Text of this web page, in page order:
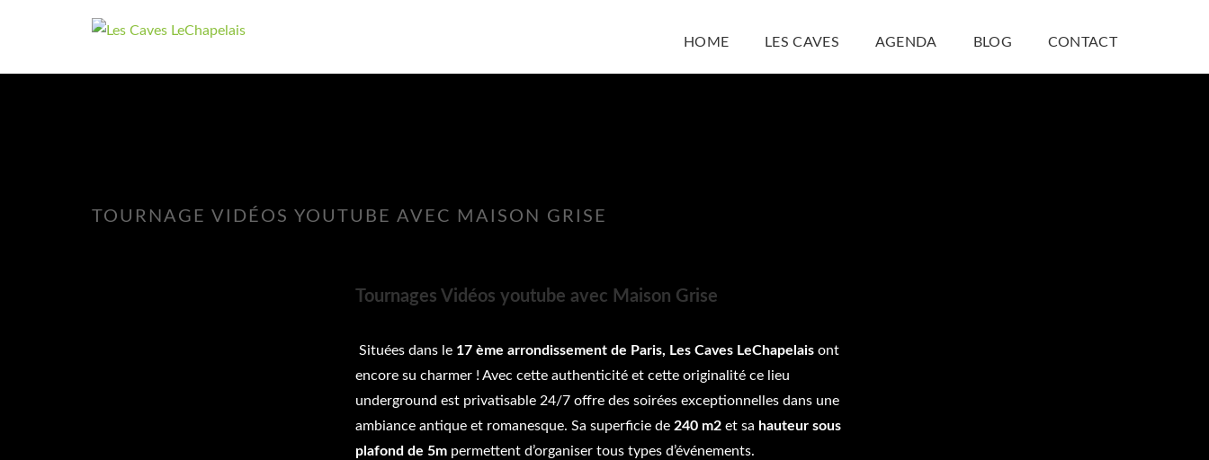
HOME LES CAVES AGENDA BLOG CONTACT
TOURNAGE VIDÉOS YOUTUBE AVEC MAISON GRISE
Tournages Vidéos youtube avec Maison Grise
Situées dans le 17 ème arrondissement de Paris, Les Caves LeChapelais ont
encore su charmer ! Avec cette authenticité et cette originalité ce lieu
underground est privatisable 24/7 offre des soirées exceptionnelles dans une
ambiance antique et romanesque. Sa superficie de240 m2 et sa hauteur sous
plafond de 5mpermettent d’organiser tous types d’événements.